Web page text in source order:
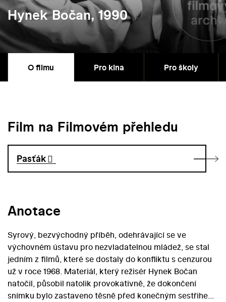
Hynek Bočan, 1990
O filmu Pro kina Pro školy
Film na Filmovém přehledu
Pasťák
Anotace
Syrový, bezvýchodný příběh, odehrávající se ve
výchovném ústavu pro nezvladatelnou mládež, se stal
jedním z filmů, které se dostaly do konfliktu s cenzurou
už v roce 1968. Materiál, který režisér Hynek Bočan
natočil, působil natolik provokativně, že dokončení
snímku bylo zastaveno těsně před konečným sestřihem.